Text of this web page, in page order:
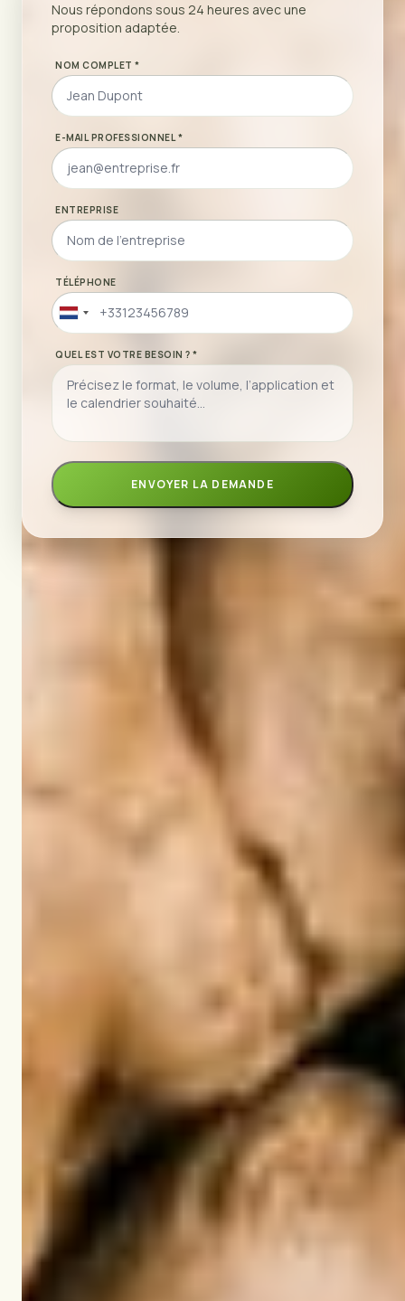
Nous répondons sous 24 heures avec une
proposition adaptée.
NOM COMPLET *
E-MAIL PROFESSIONNEL *
ENTREPRISE
TÉLÉPHONE
Netherlands
+31
QUEL EST VOTRE BESOIN ? *
ENVOYER LA DEMANDE